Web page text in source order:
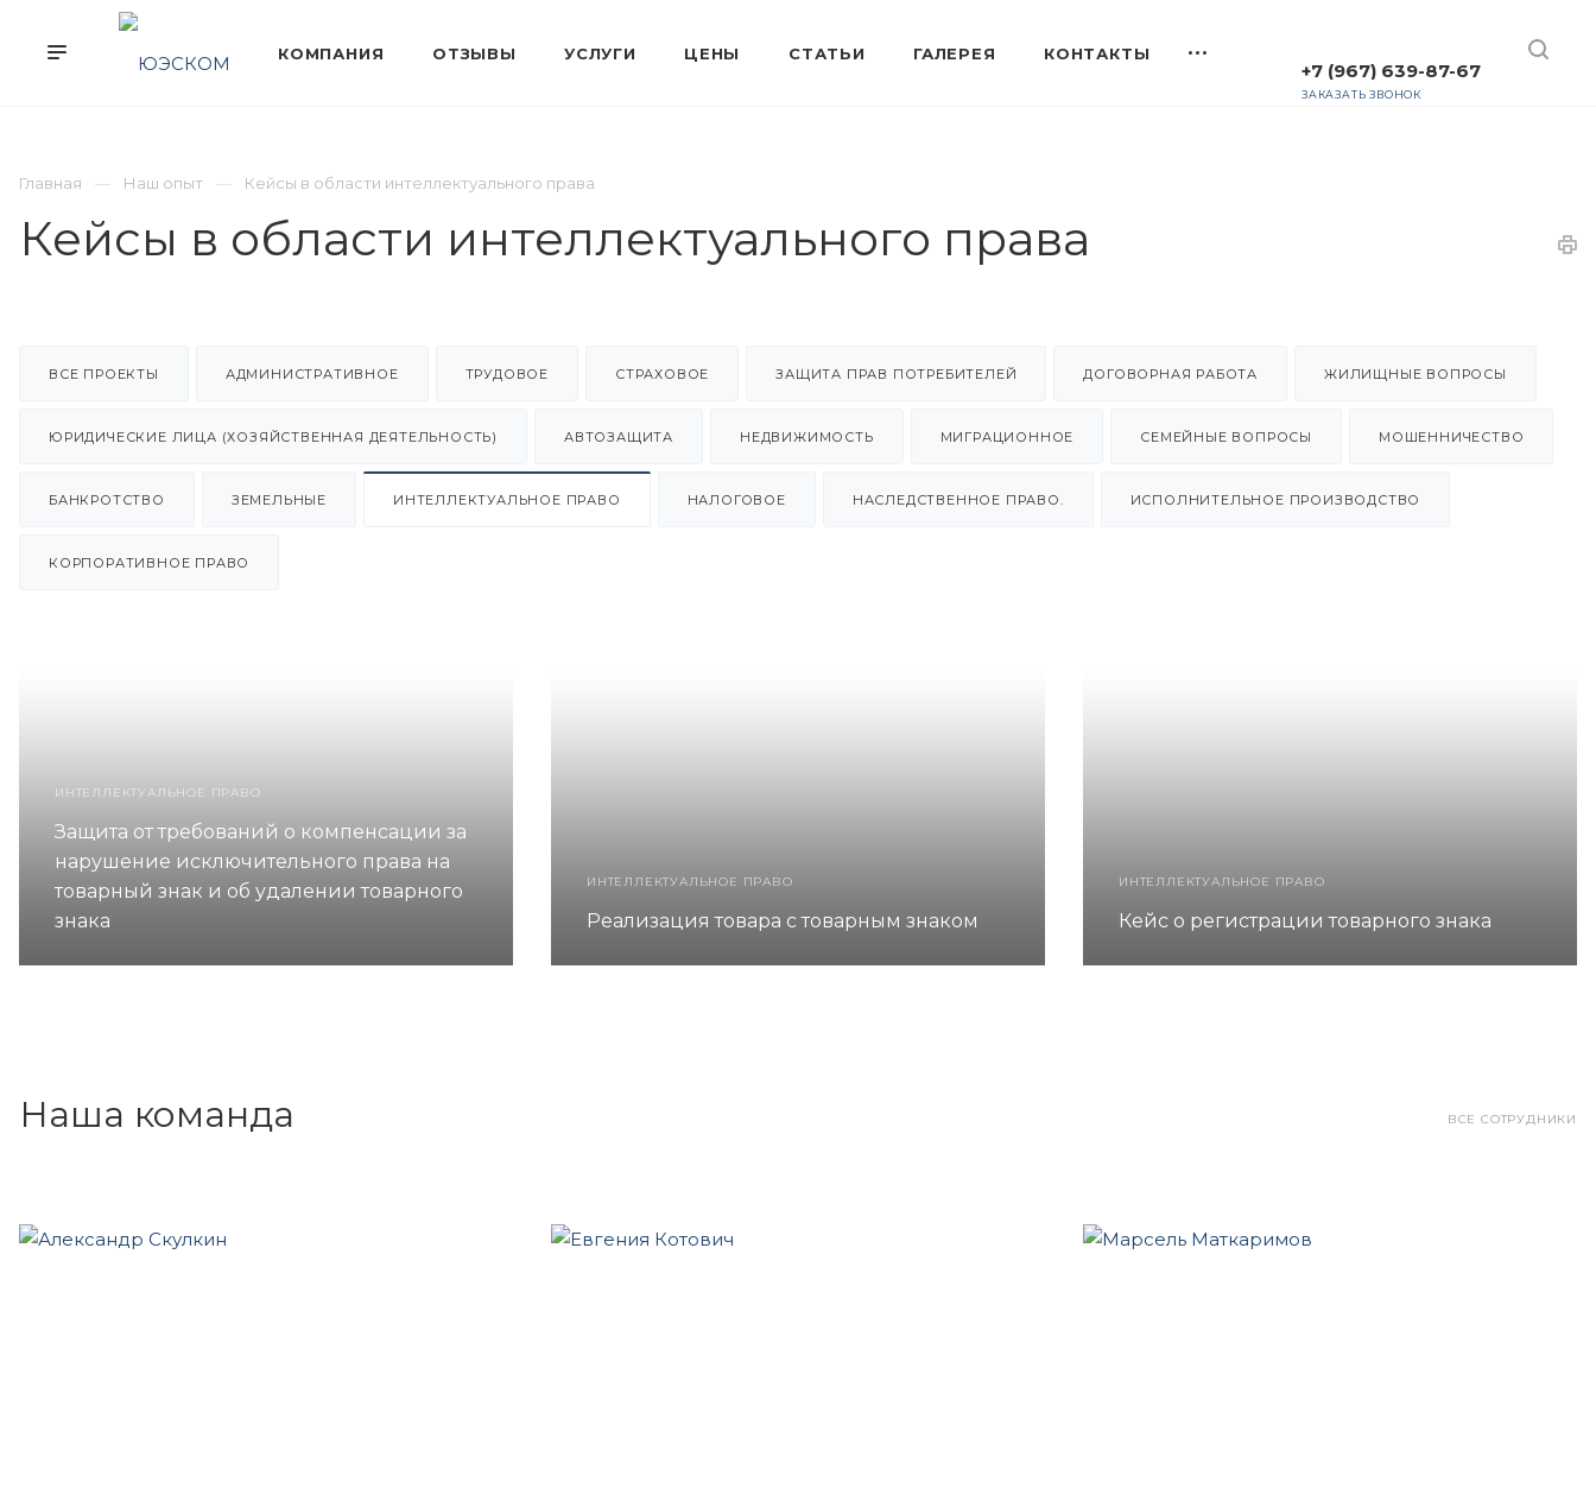
+7 (967) 639-87-67
ЗАКАЗАТЬ ЗВОНОК
Главная Наш опыт Кейсы в области интеллектуального права
Кейсы в области интеллектуального права
ВСЕ ПРОЕКТЫ АДМИНИСТРАТИВНОЕ ТРУДОВОЕ СТРАХОВОЕ ЗАЩИТА ПРАВ ПОТРЕБИТЕЛЕЙ ДОГОВОРНАЯ РАБОТА ЖИЛИЩНЫЕ ВОПРОСЫ
ЮРИДИЧЕСКИЕ ЛИЦА (ХОЗЯЙСТВЕННАЯ ДЕЯТЕЛЬНОСТЬ) АВТОЗАЩИТА НЕДВИЖИМОСТЬ МИГРАЦИОННОЕ СЕМЕЙНЫЕ ВОПРОСЫ МОШЕННИЧЕСТВО
БАНКРОТСТВО ЗЕМЕЛЬНЫЕ ИНТЕЛЛЕКТУАЛЬНОЕ ПРАВО НАЛОГОВОЕ НАСЛЕДСТВЕННОЕ ПРАВО. ИСПОЛНИТЕЛЬНОЕ ПРОИЗВОДСТВО
КОРПОРАТИВНОЕ ПРАВО
ИНТЕЛЛЕКТУАЛЬНОЕ ПРАВО
Защита от требований о компенсации за
нарушение исключительного права на
товарный знак и об удалении товарного
знака
ИНТЕЛЛЕКТУАЛЬНОЕ ПРАВО
Реализация товара с товарным знаком
ИНТЕЛЛЕКТУАЛЬНОЕ ПРАВО
Кейс о регистрации товарного знака
ВСЕ СОТРУДНИКИ
Наша команда